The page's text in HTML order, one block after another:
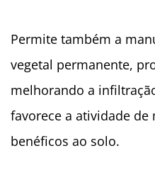
Permite também a
vegetal permanente,
melhorando a
favorece a atividade
benéficos ao solo.